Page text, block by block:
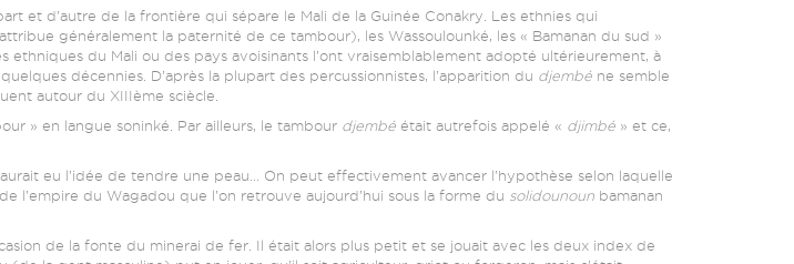
et d’autre de la frontière qui sépare le Mali de la Guinée Conakry. Les ethnies qui
généralement la paternité de ce tambour), les Wassoulounké, les « Bamanan du sud »
ethniques du Mali ou des pays avoisinants l’ont vraisemblablement adopté ultérieurement, à
décennies. D’après la plupart des percussionnistes, l’apparition du djembé ne semble
autour du XIIIème sciècle.
» en langue soninké. Par ailleurs, le tambour djembé était autrefois appelé « djimbé » et ce,
eu l’idée de tendre une peau… On peut effectivement avancer l’hypothèse selon laquelle
l’empire du Wagadou que l’on retrouve aujourd’hui sous la forme du solidounoun bamanan
de la fonte du minerai de fer. Il était alors plus petit et se jouait avec les deux index de